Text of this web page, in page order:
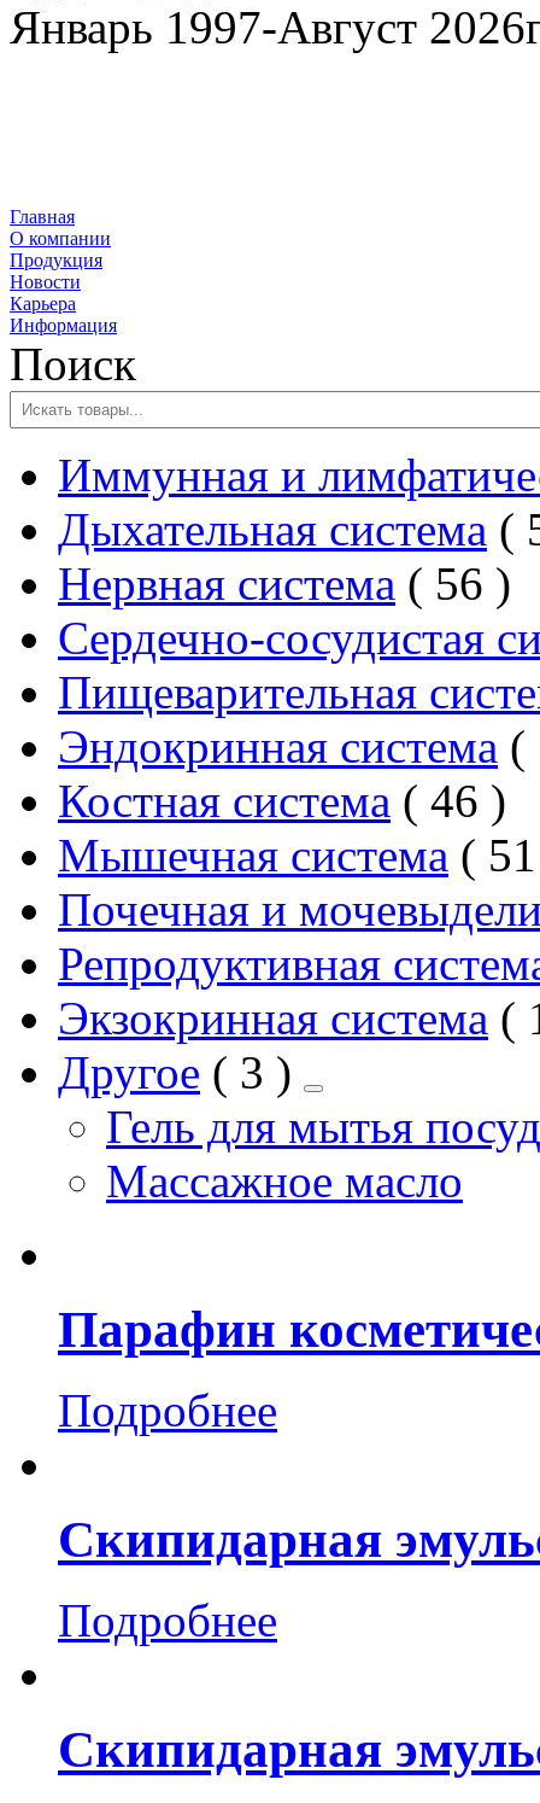
Январь 1997-Август
Главная
О компании
Продукция
Новости
Карьера
Информация
Поиск
Иммунная и
Дыхательная система
Нервная система
56
2
Сердечно-сосудистая
Пищеварительная
Эндокринная система
Костная система
46
2
Мышечная система
51
Почечная и
Репродуктивная
Экзокринная система
Другое
3
2
товара
Гель для мытья
Массажное масло
Парафин
Подробнее
Скипидарная
Подробнее
Скипидарная